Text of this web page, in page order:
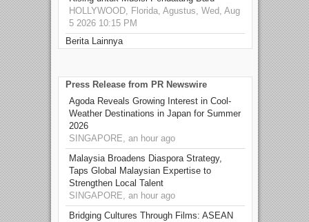
HOLLYWOOD, Florida, Agustus, Wed, Aug
5 2026 10:15 PM
Berita Lainnya
Press Release from PR Newswire
Agoda Reveals Growing Interest in Cool-
Weather Destinations in Japan for Summer
2026
SINGAPORE, an hour ago
Malaysia Broadens Diaspora Strategy,
Taps Global Malaysian Expertise to
Strengthen Local Talent
SINGAPORE, an hour ago
Bridging Cultures Through Films: ASEAN